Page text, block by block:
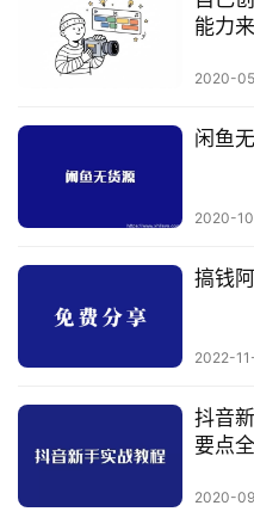
能力
2020-
闲鱼
2020-
搞钱
2022-
抖音
要点
2020-